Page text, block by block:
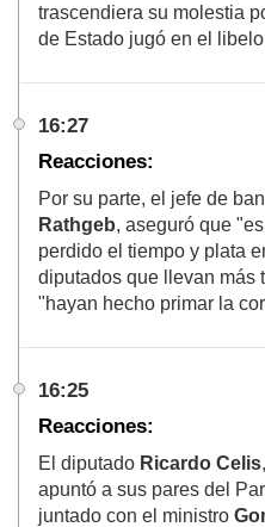
trascendiera su molestia
de Estado jugó en el
16:27
Reacciones:
Por su parte, el jefe de
Rathgeb, aseguró que
perdido el tiempo y plata
diputados que llevan más
"hayan hecho primar la
16:25
Reacciones:
El diputado Ricardo Celis
apuntó a sus pares del
juntado con el ministro